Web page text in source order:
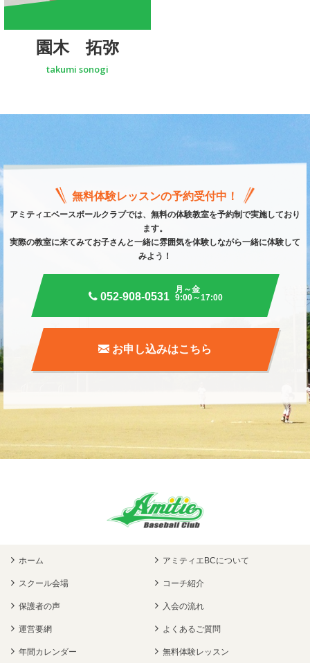
園木 拓弥
takumi sonogi
無料体験レッスンの予約受付中！
アミティエベースボールクラブでは、無料の体験教室を予約制で実施しており
ます。
実際の教室に来てみてお子さんと一緒に雰囲気を体験しながら一緒に体験して
みよう！
052-908-0531
月～金
9:00～17:00
お申し込みはこちら
ホーム アミティエBCについて
スクール会場 コーチ紹介
保護者の声 入会の流れ
運営要網 よくあるご質問
年間カレンダー 無料体験レッスン